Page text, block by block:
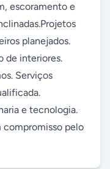
escoramento e
planejados.
de interiores.
Serviços
e tecnologia.
compromisso pelo